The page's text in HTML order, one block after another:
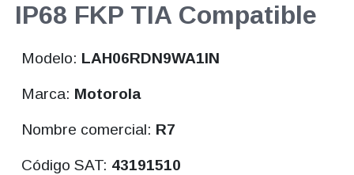
IP68 FKP TIA Compatible
Modelo: LAH06RDN9WA1IN
Marca: Motorola
Nombre comercial: R7
Código SAT: 43191510